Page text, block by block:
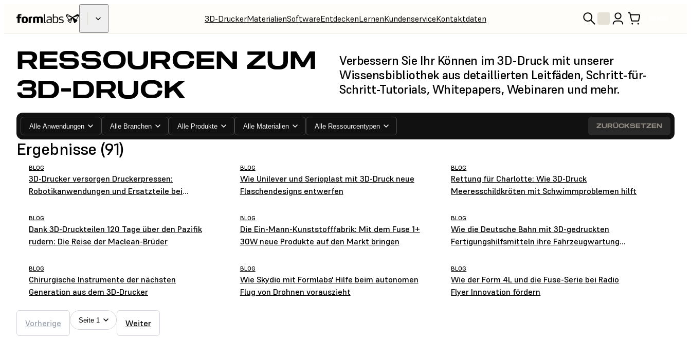
3D-DruckerMaterialienSoftwareEntdeckenLernenKundenserviceKontaktdaten
RESSOURCEN ZUM
3D-DRUCK
Verbessern Sie Ihr Können im 3D-Druck mit unserer
Wissensbibliothek aus detaillierten Leitfäden, Schritt-für-
Schritt-Tutorials, Whitepapers, Webinaren und mehr.
Alle Anwendungen Alle Branchen Alle Produkte Alle Materialien Alle Ressourcentypen ZURÜCKSETZEN
Ergebnisse (91)
BLOG
3D-Drucker versorgen Druckerpressen:
Robotikanwendungen und Ersatzteile bei
BLOG
Wie Unilever und Serioplast mit 3D-Druck neue
Flaschendesigns entwerfen
BLOG
Rettung für Charlotte: Wie 3D-Druck
Meeresschildkröten mit Schwimmproblemen hilft
BLOG
Dank 3D-Druckteilen 120 Tage über den Pazifik
rudern: Die Reise der Maclean-Brüder
BLOG
Die Ein-Mann-Kunststofffabrik: Mit dem Fuse 1+
30W neue Produkte auf den Markt bringen
BLOG
Wie die Deutsche Bahn mit 3D-gedruckten
Fertigungshilfsmitteln ihre Fahrzeugwartung
BLOG
Chirurgische Instrumente der nächsten
Generation aus dem 3D-Drucker
BLOG
Wie Skydio mit Formlabs' Hilfe beim autonomen
Flug von Drohnen vorauszieht
BLOG
Wie der Form 4L und die Fuse-Serie bei Radio
Flyer Innovation fördern
Vorherige Seite 1 Weiter